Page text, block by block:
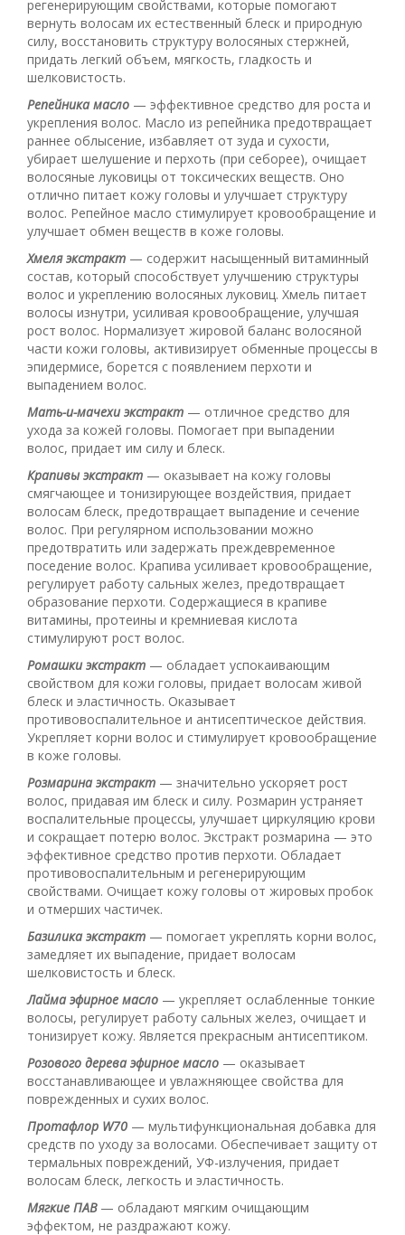
регенерирующим свойствами, которые помогают
вернуть волосам их естественный блеск и природную
силу, восстановить структуру волосяных стержней,
придать легкий объем, мягкость, гладкость и
шелковистость.
Репейника масло — эффективное средство для роста и
укрепления волос. Масло из репейника предотвращает
раннее облысение, избавляет от зуда и сухости,
убирает шелушение и перхоть (при себорее), очищает
волосяные луковицы от токсических веществ. Оно
отлично питает кожу головы и улучшает структуру
волос. Репейное масло стимулирует кровообращение и
улучшает обмен веществ в коже головы.
Хмеля экстракт — содержит насыщенный витаминный
состав, который способствует улучшению структуры
волос и укреплению волосяных луковиц. Хмель питает
волосы изнутри, усиливая кровообращение, улучшая
рост волос. Нормализует жировой баланс волосяной
части кожи головы, активизирует обменные процессы в
эпидермисе, борется с появлением перхоти и
выпадением волос.
Мать-и-мачехи экстракт — отличное средство для
ухода за кожей головы. Помогает при выпадении
волос, придает им силу и блеск.
Крапивы экстракт — оказывает на кожу головы
смягчающее и тонизирующее воздействия, придает
волосам блеск, предотвращает выпадение и сечение
волос. При регулярном использовании можно
предотвратить или задержать преждевременное
поседение волос. Крапива усиливает кровообращение,
регулирует работу сальных желез, предотвращает
образование перхоти. Содержащиеся в крапиве
витамины, протеины и кремниевая кислота
стимулируют рост волос.
Ромашки экстракт — обладает успокаивающим
свойством для кожи головы, придает волосам живой
блеск и эластичность. Оказывает
противовоспалительное и антисептическое действия.
Укрепляет корни волос и стимулирует кровообращение
в коже головы.
Розмарина экстракт — значительно ускоряет рост
волос, придавая им блеск и силу. Розмарин устраняет
воспалительные процессы, улучшает циркуляцию крови
и сокращает потерю волос. Экстракт розмарина — это
эффективное средство против перхоти. Обладает
противовоспалительным и регенерирующим
свойствами. Очищает кожу головы от жировых пробок
и отмерших частичек.
Базилика экстракт — помогает укреплять корни волос,
замедляет их выпадение, придает волосам
шелковистость и блеск.
Лайма эфирное масло — укрепляет ослабленные тонкие
волосы, регулирует работу сальных желез, очищает и
тонизирует кожу. Является прекрасным антисептиком.
Розового дерева эфирное масло — оказывает
восстанавливающее и увлажняющее свойства для
поврежденных и сухих волос.
Протафлор W70 — мультифункциональная добавка для
средств по уходу за волосами. Обеспечивает защиту от
термальных повреждений, УФ-излучения, придает
волосам блеск, легкость и эластичность.
Мягкие ПАВ— обладают мягким очищающим
эффектом, не раздражают кожу.